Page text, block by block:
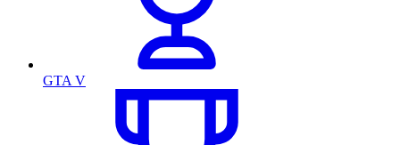
GTA V